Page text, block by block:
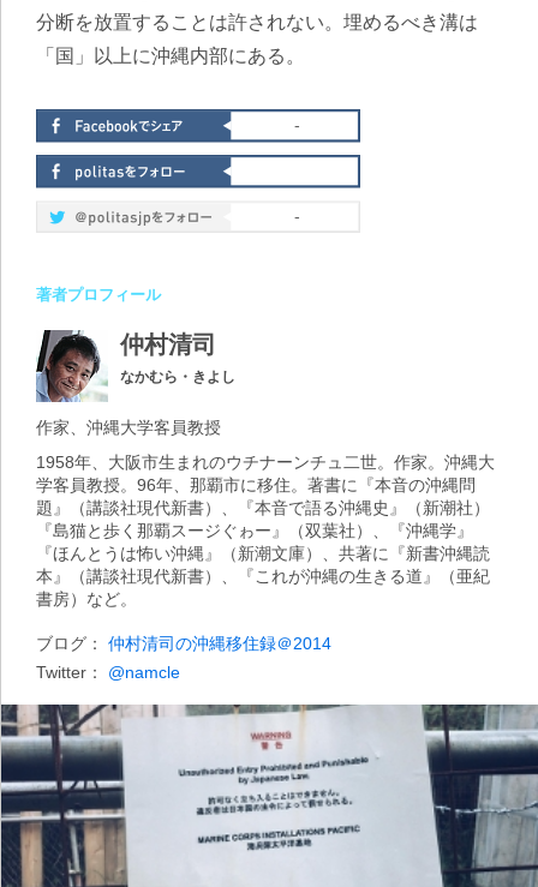
分断を放置することは許されない。埋めるべき溝は
「国」以上に沖縄内部にある。
-
-
著者プロフィール
仲村清司
なかむら・きよし
作家、沖縄大学客員教授
1958年、大阪市生まれのウチナーンチュ二世。作家。沖縄大
学客員教授。96年、那覇市に移住。著書に『本音の沖縄問
題』（講談社現代新書）、『本音で語る沖縄史』（新潮社）
『島猫と歩く那覇スージぐゎー』（双葉社）、『沖縄学』
『ほんとうは怖い沖縄』（新潮文庫）、共著に『新書沖縄読
本』（講談社現代新書）、『これが沖縄の生きる道』（亜紀
書房）など。
ブログ：
仲村清司の沖縄移住録＠2014
Twitter：
@namcle